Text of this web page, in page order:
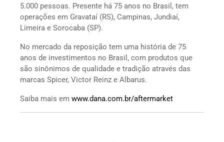
5.000 pessoas. Presente há 75 anos no Brasil, tem
operações em Gravataí (RS), Campinas, Jundiaí,
Limeira e Sorocaba (SP).
No mercado da reposição tem uma história de 75
anos de investimentos no Brasil, com produtos que
são sinônimos de qualidade e tradição através das
marcas Spicer, Victor Reinz e Albarus.
Saiba mais em www.dana.com.br/aftermarket